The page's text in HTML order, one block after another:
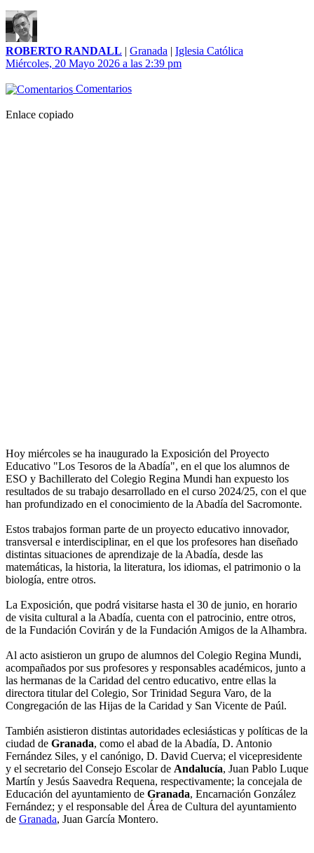
ROBERTO RANDALL | Granada | Iglesia Católica
Miércoles, 20 Mayo 2026 a las 2:39 pm
Comentarios
Enlace copiado
Hoy miércoles se ha inaugurado la Exposición del Proyecto
Educativo "Los Tesoros de la Abadía", en el que los alumnos de
ESO y Bachillerato del Colegio Regina Mundi han expuesto los
resultados de su trabajo desarrollado en el curso 2024/25, con el que
han profundizado en el conocimiento de la Abadía del Sacromonte.
Estos trabajos forman parte de un proyecto educativo innovador,
transversal e interdisciplinar, en el que los profesores han diseñado
distintas situaciones de aprendizaje de la Abadía, desde las
matemáticas, la historia, la literatura, los idiomas, el patrimonio o la
biología, entre otros.
La Exposición, que podrá visitarse hasta el 30 de junio, en horario
de visita cultural a la Abadía, cuenta con el patrocinio, entre otros,
de la Fundación Covirán y de la Fundación Amigos de la Alhambra.
Al acto asistieron un grupo de alumnos del Colegio Regina Mundi,
acompañados por sus profesores y responsables académicos, junto a
las hermanas de la Caridad del centro educativo, entre ellas la
directora titular del Colegio, Sor Trinidad Segura Varo, de la
Congregación de las Hijas de la Caridad y San Vicente de Paúl.
También asistieron distintas autoridades eclesiásticas y políticas de la
ciudad de Granada, como el abad de la Abadía, D. Antonio
Fernández Siles, y el canónigo, D. David Cuerva; el vicepresidente
y el secretario del Consejo Escolar de Andalucía, Juan Pablo Luque
Martín y Jesús Saavedra Requena, respectivamente; la concejala de
Educación del ayuntamiento de Granada, Encarnación González
Fernández; y el responsable del Área de Cultura del ayuntamiento
de Granada, Juan García Montero.